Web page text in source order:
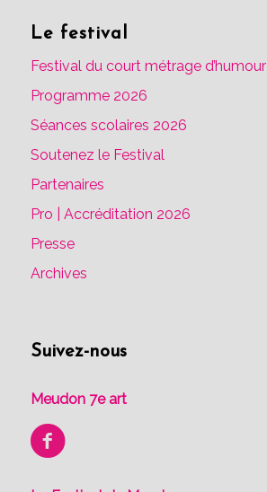
Le festival
Festival du court métrage d’humour
Programme 2026
Séances scolaires 2026
Soutenez le Festival
Partenaires
Pro | Accréditation 2026
Presse
Archives
Suivez-nous
Meudon 7e art